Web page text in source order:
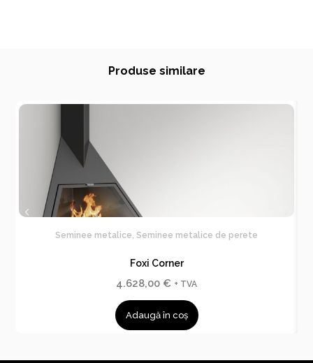
Produse similare
Seminee metalice Seminee metalice de perete
Foxi Corner
4.628,00 € + TVA
Adaugă în coș